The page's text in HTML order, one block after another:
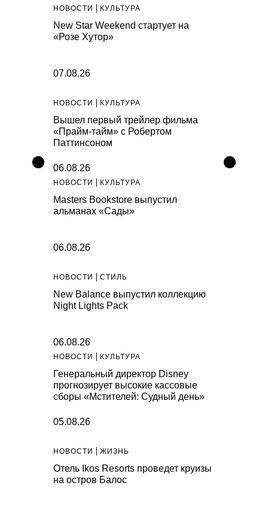
НОВОСТИ КУЛЬТУРА
New Star Weekend стартует на
«Розе Хутор»
07.08.26
НОВОСТИ КУЛЬТУРА
Вышел первый трейлер фильма
«Прайм-тайм» с Робертом
Паттинсоном
06.08.26
НОВОСТИ КУЛЬТУРА
Masters Bookstore выпустил
альманах «Сады»
06.08.26
НОВОСТИ СТИЛЬ
New Balance выпустил коллекцию
Night Lights Pack
06.08.26
НОВОСТИ КУЛЬТУРА
Генеральный директор Disney
прогнозирует высокие кассовые
сборы «Мстителей: Судный день»
05.08.26
НОВОСТИ ЖИЗНЬ
Отель Ikos Resorts проведет круизы
на остров Балос